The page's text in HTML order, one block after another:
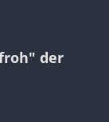
der